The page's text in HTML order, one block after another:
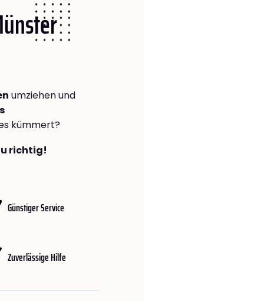
umziehen und
kümmert?
richtig!
Günstiger Service
Zuverlässige Hilfe